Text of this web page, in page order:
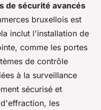
de sécurité avancés
bruxellois est
inclut l'installation de
comme les portes
de contrôle
à la surveillance
sécurisé et
les